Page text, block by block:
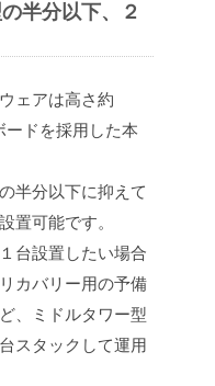
半分以下、２
ェアは高さ約
ードを採用した本
半分以下に抑えて
置可能です。
台設置したい場合
カバリー用の予備
、ミドルタワー型
スタックして運用